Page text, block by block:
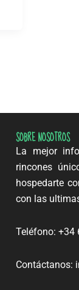
SOBRE NOSOTROS
La mejor
rincones
hospedarte
con las
Teléfono: +34
Contáctanos: